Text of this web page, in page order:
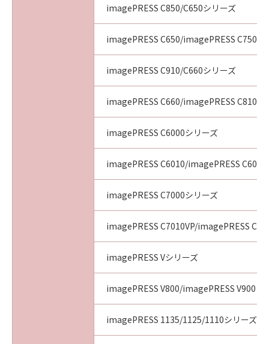
imagePRESS C850/C650シリーズ
imagePRESS C650/imagePRESS C750/
imagePRESS C910/C660シリーズ
imagePRESS C660/imagePRESS C810/
imagePRESS C6000シリーズ
imagePRESS C6010/imagePRESS C6011
imagePRESS C7000シリーズ
imagePRESS C7010VP/imagePRESS
imagePRESS Vシリーズ
imagePRESS V800/imagePRESS V900
imagePRESS 1135/1125/1110シリーズ